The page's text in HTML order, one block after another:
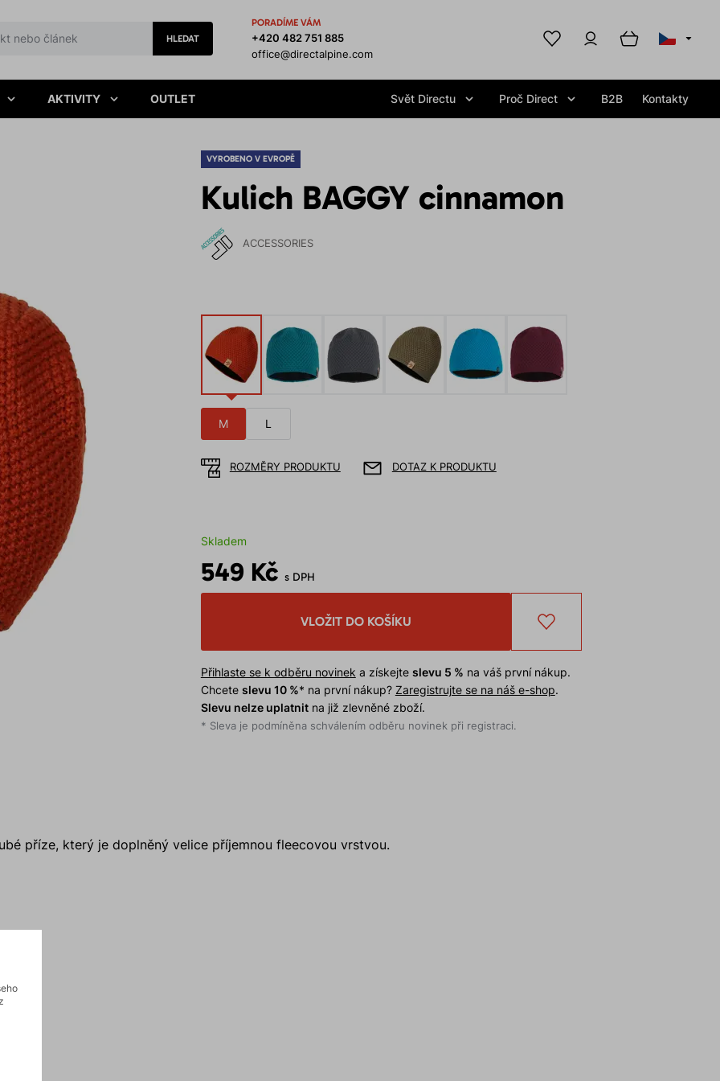
HLEDAT
PORADÍME VÁM
+420 482 751 885
office@directalpine.com
AKTIVITY OUTLET Svět Directu Proč Direct B2B Kontakty
VYROBENO V EVROPĚ
Kulich BAGGY cinnamon
ACCESSORIES
M L
ROZMĚRY PRODUKTU DOTAZ K PRODUKTU
Skladem
549 Kč s DPH
VLOŽIT DO KOŠÍKU
Přihlaste se k odběru novinek a získejte slevu 5 % na váš první nákup.
Chcete slevu 10 %* na první nákup? Zaregistrujte se na náš e-shop.
Slevu nelze uplatnitna již zlevněné zboží.
* Sleva je podmíněna schválením odběru novinek při registraci.
příze, který je doplněný velice příjemnou fleecovou vrstvou.